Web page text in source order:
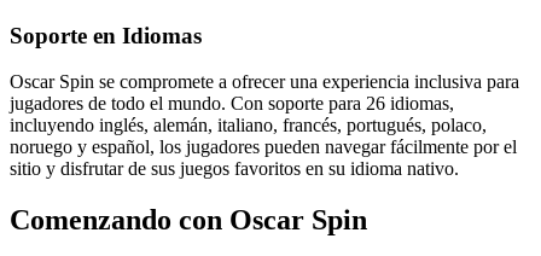
Soporte en Idiomas
Oscar Spin se compromete a ofrecer una experiencia inclusiva para
jugadores de todo el mundo. Con soporte para 26 idiomas,
incluyendo inglés, alemán, italiano, francés, portugués, polaco,
noruego y español, los jugadores pueden navegar fácilmente por el
sitio y disfrutar de sus juegos favoritos en su idioma nativo.
Comenzando con Oscar Spin